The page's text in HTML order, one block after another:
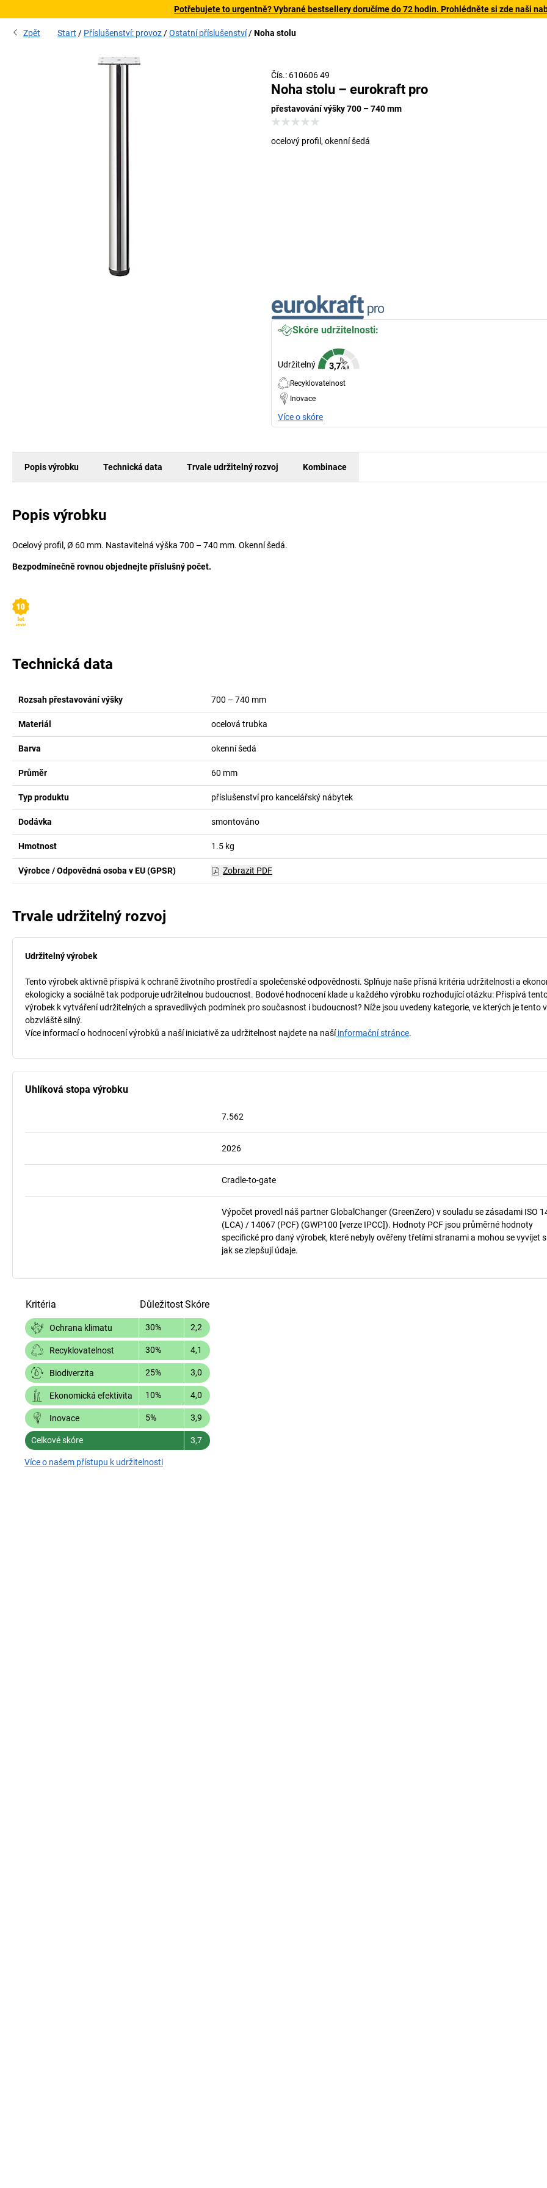
Potřebujete to urgentně? Vybrané bestsellery doručíme do 72 hodin. Prohlédněte si zde naši
Zpět Start Příslušenství: provoz Ostatní příslušenství Noha stolu
Čís.: 610606 49
Noha stolu – eurokraft pro
přestavování výšky 700 – 740 mm
ocelový profil, okenní šedá
Skóre udržitelnosti:
Udržitelný
Recyklovatelnost
Inovace
Více o skóre
Popis výrobku Technická data Trvale udržitelný rozvoj Kombinace
Popis výrobku
Ocelový profil, Ø 60 mm. Nastavitelná výška 700 – 740 mm. Okenní šedá.
Bezpodmínečně rovnou objednejte příslušný počet.
Technická data
Rozsah přestavování výšky 700 – 740 mm
Materiál ocelová trubka
Barva okenní šedá
Průměr 60 mm
Typ produktu příslušenství pro kancelářský nábytek
Dodávka smontováno
Hmotnost 1.5 kg
Výrobce / Odpovědná osoba v EU (GPSR) Zobrazit PDF
Trvale udržitelný rozvoj
Udržitelný výrobek
Tento výrobek aktivně přispívá k ochraně životního prostředí a společenské odpovědnosti. Splňuje naše přísná kritéria udržitelnosti a
ekologicky a sociálně tak podporuje udržitelnou budoucnost. Bodové hodnocení klade u každého výrobku rozhodující otázku: Přispívá
výrobek k vytváření udržitelných a spravedlivých podmínek pro současnost i budoucnost? Níže jsou uvedeny kategorie, ve kterých je tento
obzvláště silný.
Více informací o hodnocení výrobků a naší iniciativě za udržitelnost najdete na našíinformační stránce.
Uhlíková stopa výrobku
7.562
2026
Cradle-to-gate
Výpočet provedl náš partner GlobalChanger (GreenZero) v souladu se zásadami ISO
(LCA) / 14067 (PCF) (GWP100 [verze IPCC]). Hodnoty PCF jsou průměrné hodnoty
specifické pro daný výrobek, které nebyly ověřeny třetími stranami a mohou se vyvíjet
jak se zlepšují údaje.
Kritéria DůležitostSkóre
Ochrana klimatu 30% 2,2
Recyklovatelnost 30% 4,1
Biodiverzita 25% 3,0
Ekonomická efektivita 10% 4,0
Inovace 5% 3,9
Celkové skóre 3,7
Více o našem přístupu k udržitelnosti